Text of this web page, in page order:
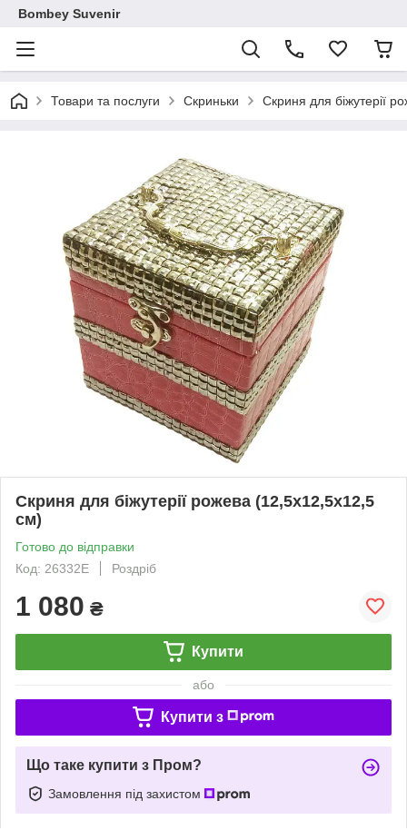
Bombey Suvenir
Товари та послуги Скриньки Скриня для біжутерії
Скриня для біжутерії рожева (12,5х12,5х12,5
см)
Готово до відправки
Код: 26332E
Роздріб
1 080 ₴
Купити
або
Купити з
Що таке купити з Пром?
Замовлення під захистом